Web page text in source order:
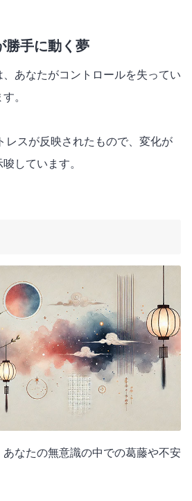
勝手に動く夢
あなたがコントロールを失ってい
。
レスが反映されたもので、変化が
しています。
あなたの無意識の中での葛藤や不安